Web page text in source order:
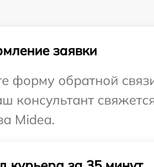
заявки
форму обратной
консультант
Midea.